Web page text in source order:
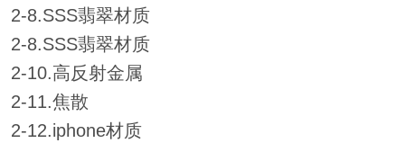
2-8.SSS翡翠材质
2-8.SSS翡翠材质
2-10.高反射金属
2-11.焦散
2-12.iphone材质